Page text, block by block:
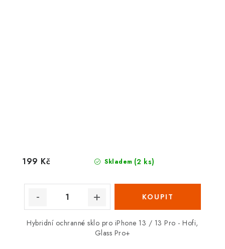
Skladem (2 ks)
199 Kč
Hybridní ochranné sklo pro iPhone 13 / 13 Pro - Hofi,
Glass Pro+